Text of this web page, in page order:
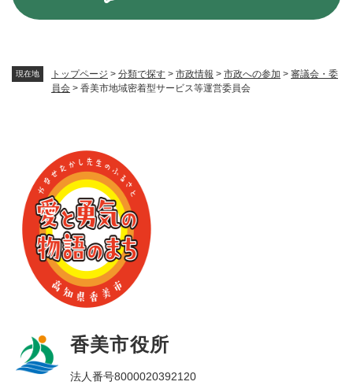
現在地 トップページ > 分類で探す > 市政情報 > 市政への参加 > 審議会・委
員会 > 香美市地域密着型サービス等運営委員会
香美市役所
法人番号8000020392120